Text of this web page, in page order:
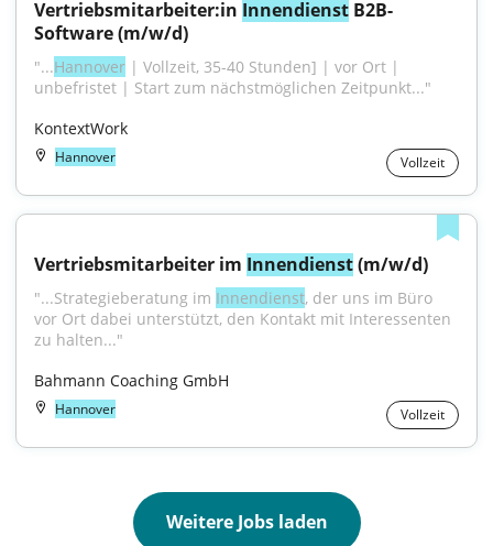
Vertriebsmitarbeiter:in Innendienst B2B-
Software (m/w/d)
"...Hannover | Vollzeit, 35-40 Stunden] | vor Ort |
unbefristet | Start zum nächstmöglichen Zeitpunkt..."
KontextWork
Hannover Vollzeit
Vertriebsmitarbeiter im Innendienst (m/w/d)
"...Strategieberatung im Innendienst, der uns im Büro
vor Ort dabei unterstützt, den Kontakt mit Interessenten
zu halten..."
Bahmann Coaching GmbH
Hannover Vollzeit
Weitere Jobs laden